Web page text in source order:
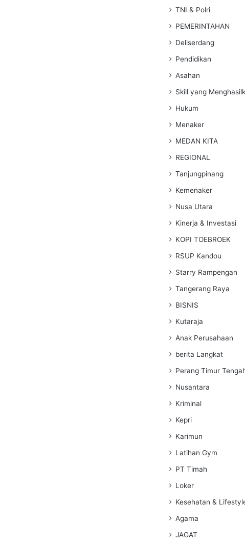
TNI & Polri
PEMERINTAHAN
Deliserdang
Pendidikan
Asahan
Skill yang
Hukum
Menaker
MEDAN KITA
REGIONAL
Tanjungpinang
Kemenaker
Nusa Utara
Kinerja & Investasi
KOPI TOEBROEK
RSUP Kandou
Starry Rampengan
Tangerang Raya
BISNIS
Kutaraja
Anak Perusahaan
berita Langkat
Perang Timur
Nusantara
Kriminal
Kepri
Karimun
Latihan Gym
PT Timah
Loker
Kesehatan &
Agama
JAGAT